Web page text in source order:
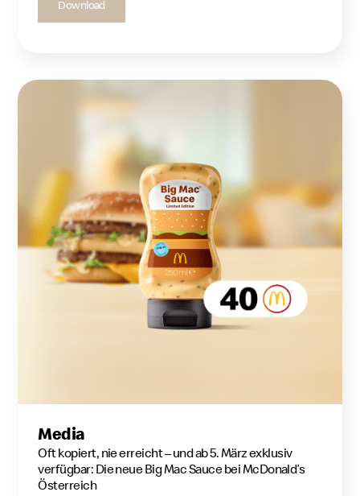
Download
Media
Oft kopiert, nie erreicht – und ab 5. März exklusiv
verfügbar: Die neue Big Mac Sauce bei McDonald’s
Österreich